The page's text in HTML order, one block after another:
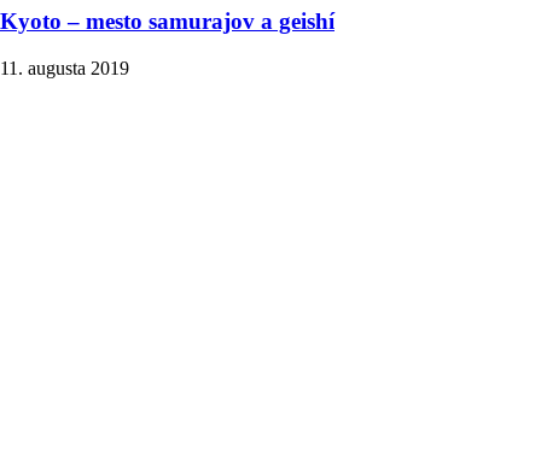
Kyoto – mesto samurajov a geishí
11. augusta 2019